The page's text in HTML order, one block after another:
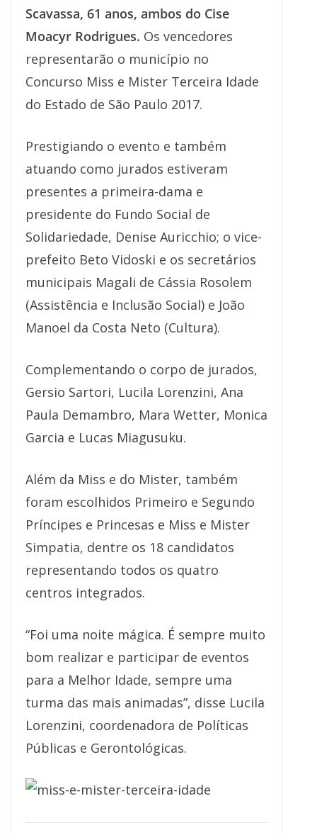
Scavassa, 61 anos, ambos do Cise
Moacyr Rodrigues. Os vencedores
representarão o município no
Concurso Miss e Mister Terceira Idade
do Estado de São Paulo 2017.
Prestigiando o evento e também
atuando como jurados estiveram
presentes a primeira-dama e
presidente do Fundo Social de
Solidariedade, Denise Auricchio; o vice-
prefeito Beto Vidoski e os secretários
municipais Magali de Cássia Rosolem
(Assistência e Inclusão Social) e João
Manoel da Costa Neto (Cultura).
Complementando o corpo de jurados,
Gersio Sartori, Lucila Lorenzini, Ana
Paula Demambro, Mara Wetter, Monica
Garcia e Lucas Miagusuku.
Além da Miss e do Mister, também
foram escolhidos Primeiro e Segundo
Príncipes e Princesas e Miss e Mister
Simpatia, dentre os 18 candidatos
representando todos os quatro
centros integrados.
“Foi uma noite mágica. É sempre muito
bom realizar e participar de eventos
para a Melhor Idade, sempre uma
turma das mais animadas”, disse Lucila
Lorenzini, coordenadora de Políticas
Públicas e Gerontológicas.